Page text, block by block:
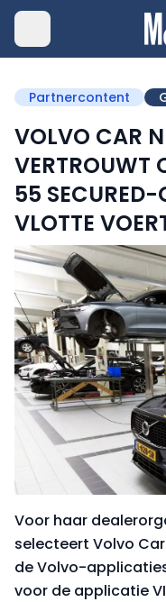
Partnercontent
VOLVO CAR
VERTROUWT
55 SECURED-
VLOTTE
Voor haar
selecteert Volvo
de Volvo-
voor de applicatie